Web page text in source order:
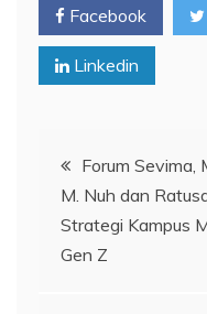
Facebook
Linkedin
Navigasi
pos
Forum Sevima,
M. Nuh dan
Strategi Kampus
Gen Z